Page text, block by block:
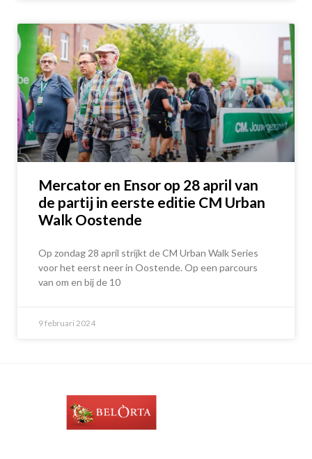
Mercator en Ensor op 28 april van
de partij in eerste editie CM Urban
Walk Oostende
Op zondag 28 april strijkt de CM Urban Walk Series
voor het eerst neer in Oostende. Op een parcours
van om en bij de 10
9 februari 2024